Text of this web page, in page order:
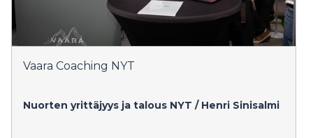
Vaara Coaching NYT
Nuorten yrittäjyys ja talous NYT / Henri Sinisalmi